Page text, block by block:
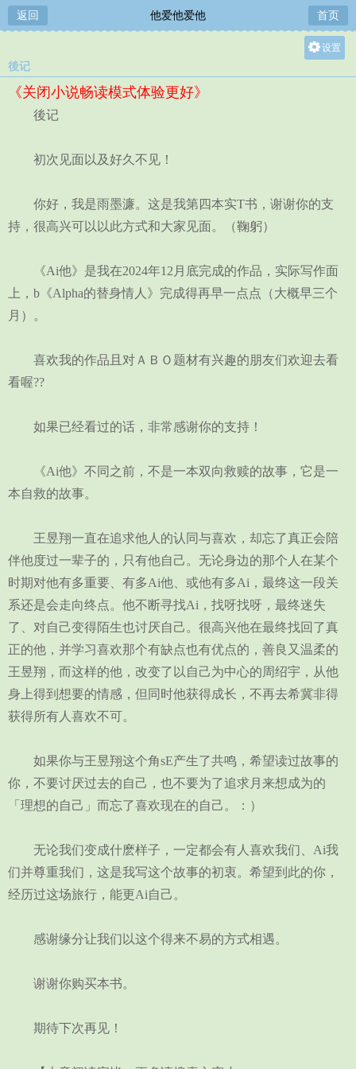
返回 他爱他爱他 首页
设置
後记
《关闭小说畅读模式体验更好》
後记
初次见面以及好久不见！
你好，我是雨墨濂。这是我第四本实T书，谢谢你的支
持，很高兴可以以此方式和大家见面。（鞠躬）
《Ai他》是我在2024年12月底完成的作品，实际写作面
上，b《Alpha的替身情人》完成得再早一点点（大概早三个
月）。
喜欢我的作品且对ＡＢＯ题材有兴趣的朋友们欢迎去看
看喔??
如果已经看过的话，非常感谢你的支持！
《Ai他》不同之前，不是一本双向救赎的故事，它是一
本自救的故事。
王昱翔一直在追求他人的认同与喜欢，却忘了真正会陪
伴他度过一辈子的，只有他自己。无论身边的那个人在某个
时期对他有多重要、有多Ai他、或他有多Ai，最终这一段关
系还是会走向终点。他不断寻找Ai，找呀找呀，最终迷失
了、对自己变得陌生也讨厌自己。很高兴他在最终找回了真
正的他，并学习喜欢那个有缺点也有优点的，善良又温柔的
王昱翔，而这样的他，改变了以自己为中心的周绍宇，从他
身上得到想要的情感，但同时他获得成长，不再去希冀非得
获得所有人喜欢不可。
如果你与王昱翔这个角sE产生了共鸣，希望读过故事的
你，不要讨厌过去的自己，也不要为了追求月来想成为的
「理想的自己」而忘了喜欢现在的自己。：）
无论我们变成什麽样子，一定都会有人喜欢我们、Ai我
们并尊重我们，这是我写这个故事的初衷。希望到此的你，
经历过这场旅行，能更Ai自己。
感谢缘分让我们以这个得来不易的方式相遇。
谢谢你购买本书。
期待下次再见！